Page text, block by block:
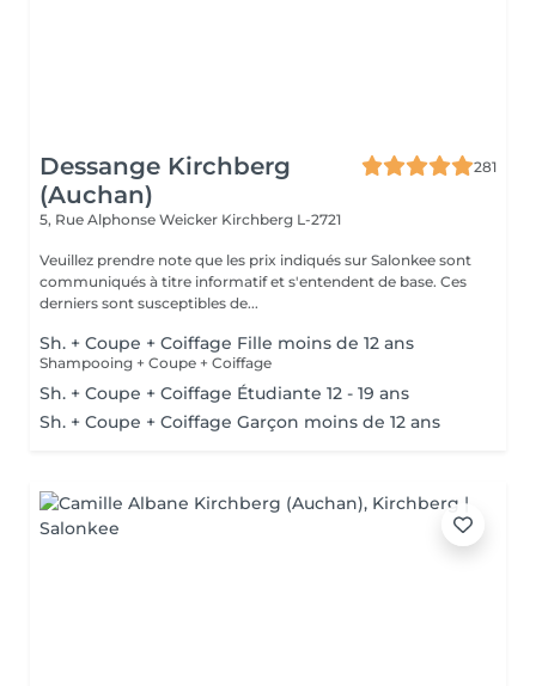
Dessange Kirchberg
(Auchan)
281
5, Rue Alphonse Weicker Kirchberg L-2721
Veuillez prendre note que les prix indiqués sur Salonkee sont
communiqués à titre informatif et s'entendent de base. Ces
derniers sont susceptibles de...
Sh. + Coupe + Coiffage Fille moins de 12 ans
Shampooing + Coupe + Coiffage
Sh. + Coupe + Coiffage Étudiante 12 - 19 ans
Sh. + Coupe + Coiffage Garçon moins de 12 ans